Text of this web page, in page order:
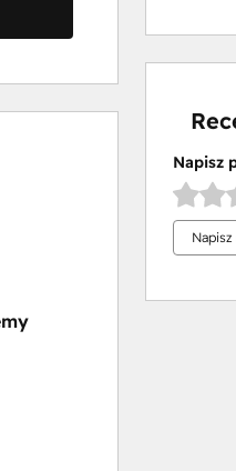
Napisz